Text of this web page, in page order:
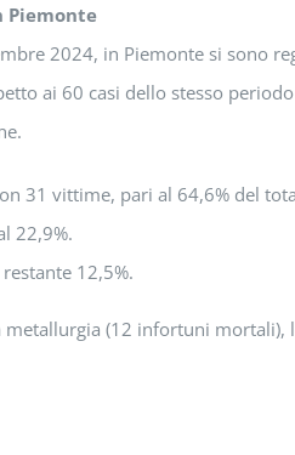
Piemonte
2024, in Piemonte si sono
ai 60 casi dello stesso
31 vittime, pari al 64,6% del
22,9%.
12,5%.
(12 infortuni mortali),